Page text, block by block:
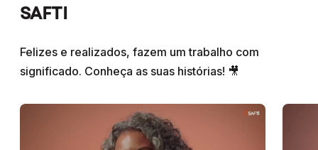
SAFTI
Felizes e realizados, fazem um trabalho com
significado. Conheça as suas histórias! 🎥